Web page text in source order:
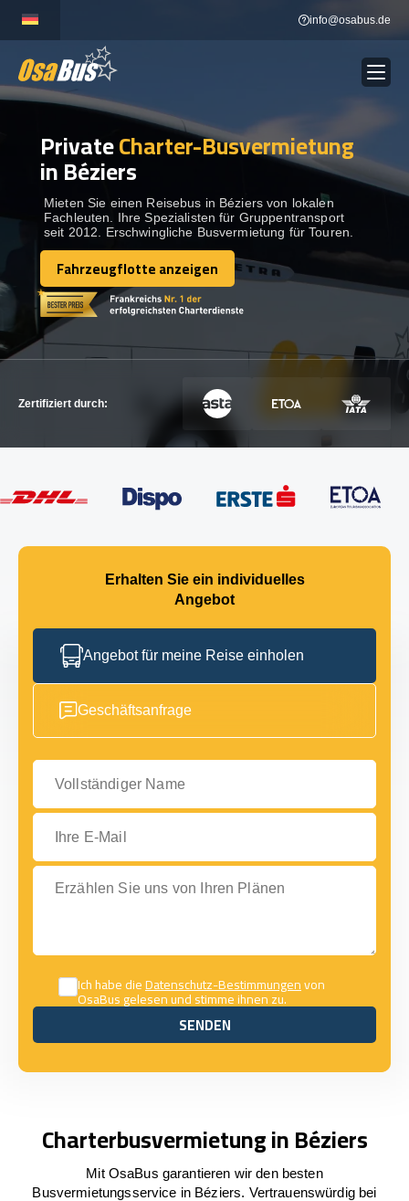
content
info@osabus.de
BUSVERMIETUNG Show dropdown
REISEZIELE Show dropdown
FLOTTE
KONTAKTIEREN SIE UNS
KONTAKTIEREN SIE UNS
PrivateCharter-Busvermietung
in Béziers
Mieten Sie einen Reisebus in Béziers von lokalen
Fachleuten. Ihre Spezialisten für Gruppentransport
seit 2012. Erschwingliche Busvermietung für Touren.
Fahrzeugflotte anzeigen
Fahrzeugflotte anzeigen
Zertifiziert durch:
Erhalten Sie ein individuelles
Angebot
Angebot für meine Reise einholen
Geschäftsanfrage
Vollständiger Name
Ihre E-Mail
Erzählen Sie uns von Ihren Plänen
Ich habe dieDatenschutz-Bestimmungenvon
OsaBus gelesen und stimme ihnen zu.
SENDEN
SENDEN
Charterbusvermietung in Béziers
Mit OsaBus garantieren wir den besten
Busvermietungsservice in Béziers. Vertrauenswürdig bei